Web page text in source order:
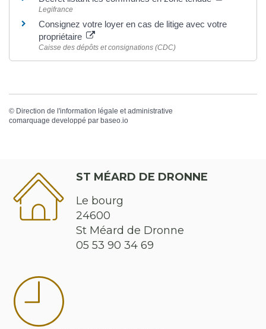
Legifrance
Consignez votre loyer en cas de litige avec votre
propriétaire
Caisse des dépôts et consignations (CDC)
© Direction de l'information légale et administrative
comarquage developpé par baseo.io
ST MÉARD DE DRONNE
Le bourg
24600
St Méard de Dronne
05 53 90 34 69